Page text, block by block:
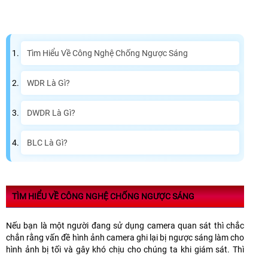
Tìm Hiểu Về Công Nghệ Chống Ngược Sáng
WDR Là Gì?
DWDR Là Gì?
BLC Là Gì?
TÌM HIỂU VỀ CÔNG NGHỆ CHỐNG NGƯỢC SÁNG
Nếu bạn là một người đang sử dụng camera quan sát thì chắc
chắn rằng vấn đề hình ảnh camera ghi lại bị ngược sáng làm cho
hình ảnh bị tối và gây khó chịu cho chúng ta khi giám sát. Thì